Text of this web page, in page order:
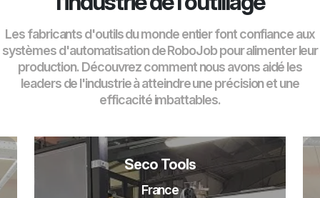
Les fabricants d'outils du monde entier font confiance aux
systèmes d'automatisation de RoboJob pour alimenter leur
production. Découvrez comment nous avons aidé les
leaders de l'industrie à atteindre une précision et une
efficacité imbattables.
Seco Tools
France